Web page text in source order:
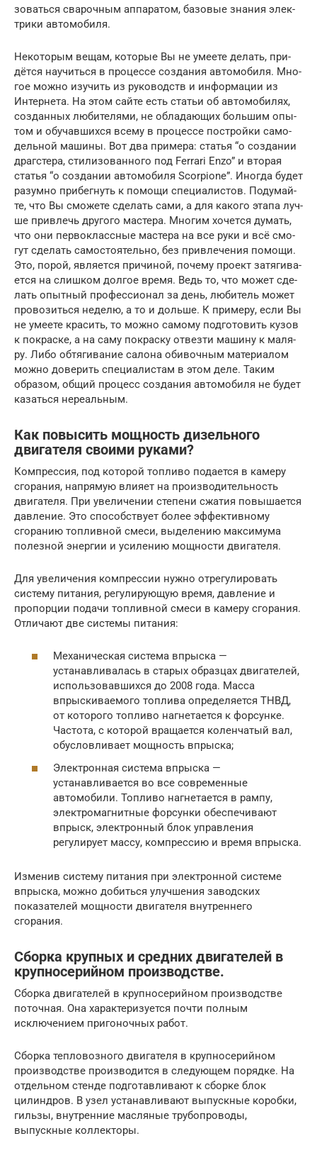
зо­вать­ся сва­роч­ным аппа­ра­том, базо­вые зна­ния элек­
три­ки автомобиля.
Неко­то­рым вещам, кото­рые Вы не уме­е­те делать, при­
дёт­ся научить­ся в про­цес­се созда­ния авто­мо­би­ля. Мно­
гое мож­но изу­чить из руко­водств и инфор­ма­ции из
Интер­не­та. На этом сай­те есть ста­тьи об авто­мо­би­лях,
создан­ных люби­те­ля­ми, не обла­да­ю­щих боль­шим опы­
том и обу­чав­ших­ся все­му в про­цес­се построй­ки само­
дель­ной маши­ны. Вот два при­ме­ра: ста­тья “о созда­нии
драг­сте­ра, сти­ли­зо­ван­но­го под Ferrari Enzo” и вто­рая
ста­тья “о созда­нии авто­мо­би­ля Scorpione”. Ино­гда будет
разум­но при­бег­нуть к помо­щи спе­ци­а­ли­стов. Поду­май­
те, что Вы смо­же­те сде­лать сами, а для како­го эта­па луч­
ше при­влечь дру­го­го масте­ра. Мно­гим хочет­ся думать,
что они пер­во­класс­ные масте­ра на все руки и всё смо­
гут сде­лать само­сто­я­тель­но, без при­вле­че­ния помо­щи.
Это, порой, явля­ет­ся при­чи­ной, поче­му про­ект затя­ги­ва­
ет­ся на слиш­ком дол­гое вре­мя. Ведь то, что может сде­
лать опыт­ный про­фес­си­о­нал за день, люби­тель может
про­во­зить­ся неде­лю, а то и доль­ше. К при­ме­ру, если Вы
не уме­е­те кра­сить, то мож­но само­му под­го­то­вить кузов
к покрас­ке, а на саму покрас­ку отвез­ти маши­ну к маля­
ру. Либо обтя­ги­ва­ние сало­на оби­воч­ным мате­ри­а­лом
мож­но дове­рить спе­ци­а­ли­стам в этом деле. Таким
обра­зом, общий про­цесс созда­ния авто­мо­би­ля не будет
казать­ся нереальным.
Как повысить мощность дизельного
двигателя своими руками?
Компрессия, под которой топливо подается в камеру
сгорания, напрямую влияет на производительность
двигателя. При увеличении степени сжатия повышается
давление. Это способствует более эффективному
сгоранию топливной смеси, выделению максимума
полезной энергии и усилению мощности двигателя.
Для увеличения компрессии нужно отрегулировать
систему питания, регулирующую время, давление и
пропорции подачи топливной смеси в камеру сгорания.
Отличают две системы питания:
Механическая система впрыска —
устанавливалась в старых образцах двигателей,
использовавшихся до 2008 года. Масса
впрыскиваемого топлива определяется ТНВД,
от которого топливо нагнетается к форсунке.
Частота, с которой вращается коленчатый вал,
обусловливает мощность впрыска;
Электронная система впрыска —
устанавливается во все современные
автомобили. Топливо нагнетается в рампу,
электромагнитные форсунки обеспечивают
впрыск, электронный блок управления
регулирует массу, компрессию и время впрыска.
Изменив систему питания при электронной системе
впрыска, можно добиться улучшения заводских
показателей мощности двигателя внутреннего
сгорания.
Сборка крупных и средних двигателей в
крупносерийном производстве.
Сборка двигателей в крупносерийном производстве
поточная. Она характеризуется почти полным
исключением пригоночных работ.
Сборка тепловозного двигателя в крупносерийном
производстве производится в следующем порядке. На
отдельном стенде подготавливают к сборке блок
цилиндров. В узел устанавливают выпускные коробки,
гильзы, внутренние масляные трубопроводы,
выпускные коллекторы.